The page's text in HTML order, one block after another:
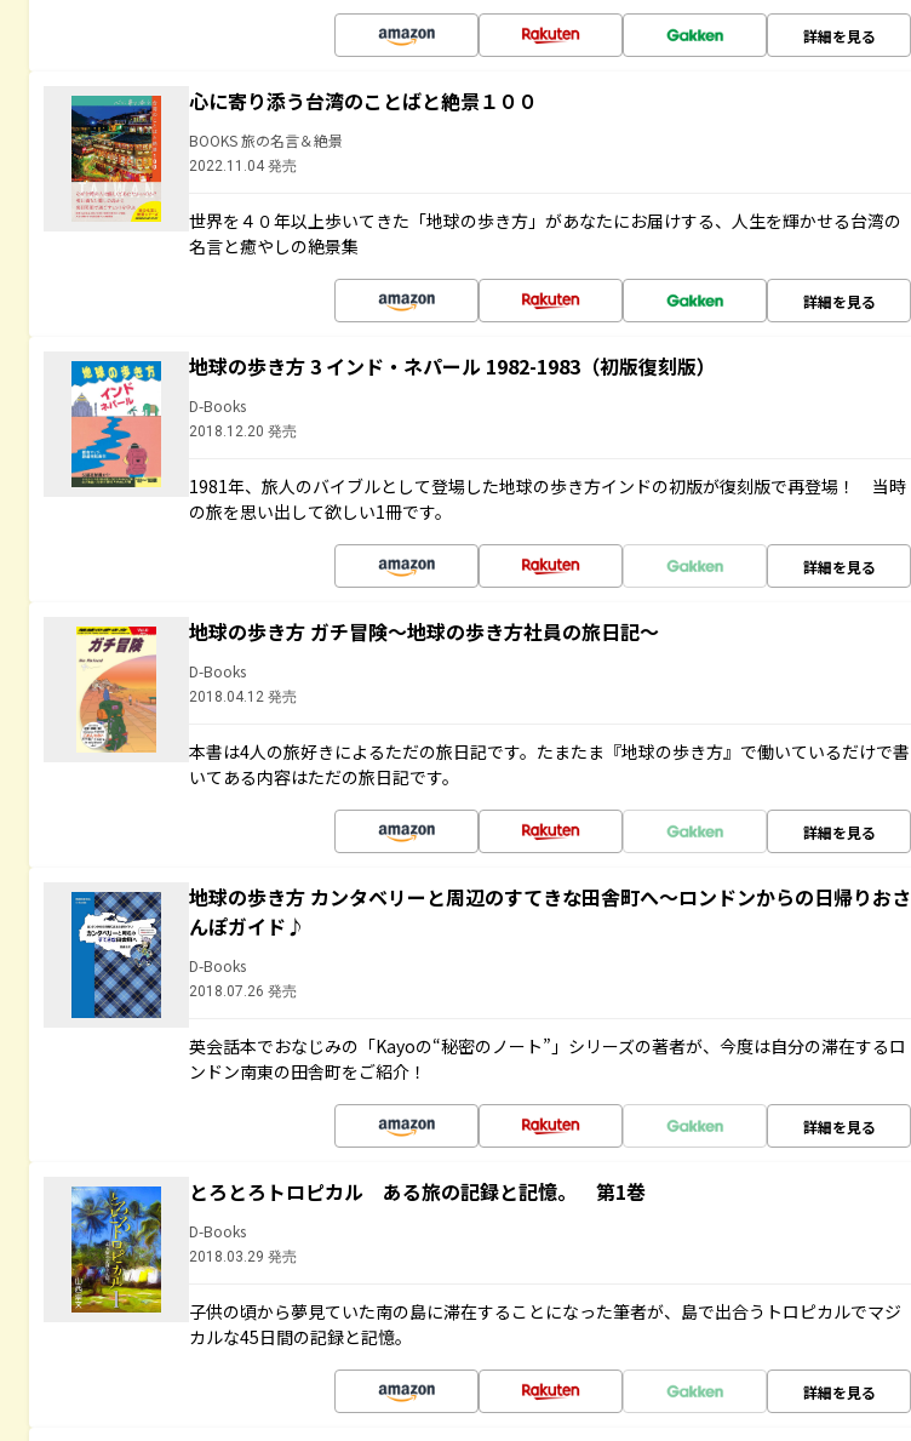
詳細を見る
心に寄り添う台湾のことばと絶景１００
BOOKS 旅の名言＆絶景
2022.11.04 発売
世界を４０年以上歩いてきた「地球の歩き方」があなたにお届けする、人生を輝かせる台湾の
名言と癒やしの絶景集
詳細を見る
地球の歩き方 3 インド・ネパール 1982-1983（初版復刻版）
D-Books
2018.12.20 発売
1981年、旅人のバイブルとして登場した地球の歩き方インドの初版が復刻版で再登場！ 当時
の旅を思い出して欲しい1冊です。
詳細を見る
地球の歩き方 ガチ冒険～地球の歩き方社員の旅日記～
D-Books
2018.04.12 発売
本書は4人の旅好きによるただの旅日記です。たまたま『地球の歩き方』で働いているだけで書
いてある内容はただの旅日記です。
詳細を見る
地球の歩き方 カンタベリーと周辺のすてきな田舎町へ～ロンドンからの日帰りおさ
んぽガイド♪
D-Books
2018.07.26 発売
英会話本でおなじみの「Kayoの“秘密のノート”」シリーズの著者が、今度は自分の滞在するロ
ンドン南東の田舎町をご紹介！
詳細を見る
とろとろトロピカル ある旅の記録と記憶。 第1巻
D-Books
2018.03.29 発売
子供の頃から夢見ていた南の島に滞在することになった筆者が、島で出合うトロピカルでマジ
カルな45日間の記録と記憶。
詳細を見る